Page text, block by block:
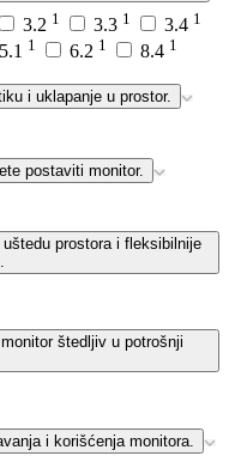
3.2 1 3.3 1 3.4 1
5.1 1 6.2 1 8.4 1
i uklapanje u prostor.
postaviti monitor.
prostora i fleksibilnije
štedljiv u potrošnji
i korišćenja monitora.